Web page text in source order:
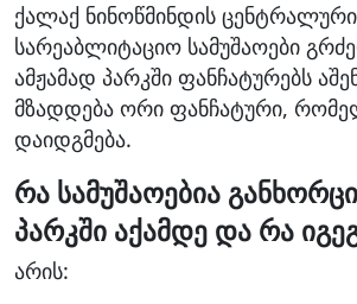
ქალაქ ნინოწმინდის
სარეაბლიტაციო სამუშაოები
ამჟამად პარკში ფანჩატურებს
მზადდება ორი ფანჩატური,
დაიდგმება.
რა სამუშაოებია
პარკში აქამდე და რა
არის: